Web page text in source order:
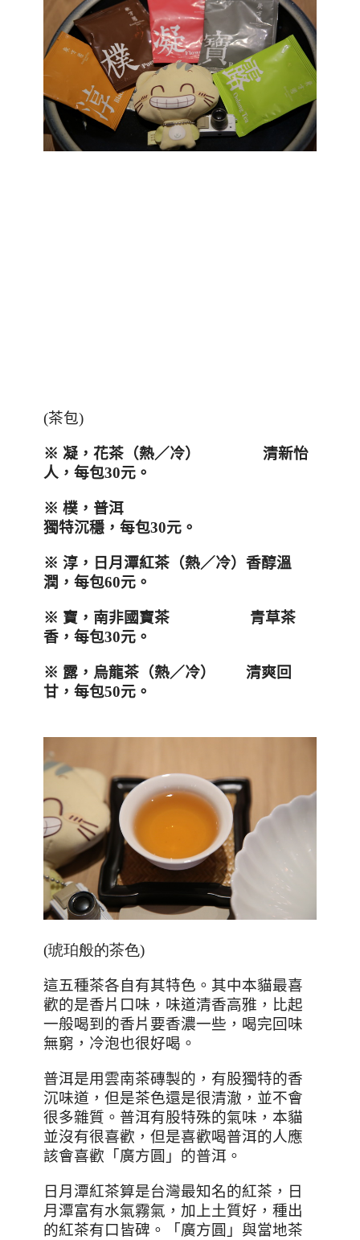
(茶包)
※ 凝，花茶（熱／冷） 清新怡
人，每包30元。
※ 樸，普洱
獨特沉穩，每包30元。
※ 淳，日月潭紅茶（熱／冷）香醇溫
潤，每包60元。
※ 寶，南非國寶茶 青草茶
香，每包30元。
※ 露，烏龍茶（熱／冷） 清爽回
甘，每包50元。
(琥珀般的茶色)
這五種茶各自有其特色。其中本貓最喜
歡的是香片口味，味道清香高雅，比起
一般喝到的香片要香濃一些，喝完回味
無窮，冷泡也很好喝。
普洱是用雲南茶磚製的，有股獨特的香
沉味道，但是茶色還是很清澈，並不會
很多雜質。普洱有股特殊的氣味，本貓
並沒有很喜歡，但是喜歡喝普洱的人應
該會喜歡「廣方圓」的普洱。
日月潭紅茶算是台灣最知名的紅茶，日
月潭富有水氣霧氣，加上土質好，種出
的紅茶有口皆碑。「廣方圓」與當地茶